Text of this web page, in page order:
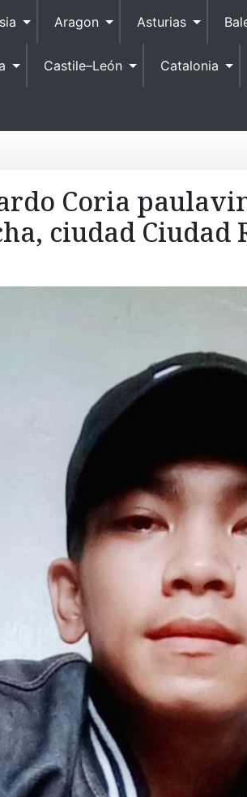
Aragon Asturias
Castile–León Catalonia
Coria
ciudad Ciudad